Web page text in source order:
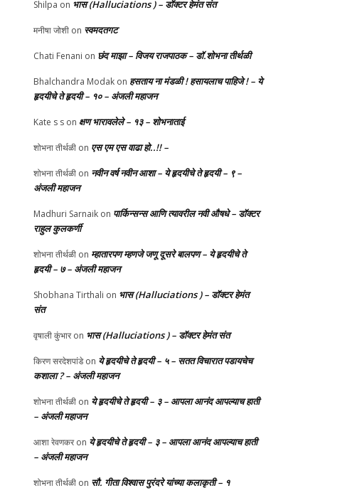
Shilpa on भास (Halluciations ) – डॉक्टर हेमंत संत
मनीषा जोशी on स्वमदतगट
Chati Fenani on छंद माझा – विजय राजपाठक – डॉ.शोभना तीर्थळी
Bhalchandra Modak on हसताय ना मंडळी‌ ! हसायलाच पाहिजे ! – ये
हृदयीचे ते हृदयी – १० – अंजली महाजन
Kate s s on क्षण भारावलेले – १३ – शोभनाताई
शोभना तीर्थळी on एस एम एस वाढा हो..!! –
शोभना तीर्थळी on नवीन वर्ष नवीन आशा – ये हृदयीचे ते हृदयी – ९ –
अंजली महाजन
Madhuri Sarnaik on पार्किन्सन्स आणि त्यावरील नवी औषधे – डॉक्टर
राहुल कुलकर्णी
शोभना तीर्थळी on म्हातारपण म्हणजे जणू दूसरे बालपण – ये हृदयीचे ते
हृदयी – ७ – अंजली महाजन
Shobhana Tirthali on भास (Halluciations ) – डॉक्टर हेमंत
संत
वृषाली कुंभारon भास (Halluciations ) – डॉक्टर हेमंत संत
किरण सरदेशपांडेon ये हृदयीचे ते हृदयी – ५ – सतत विचारात पडायचेच
कशाला ? – अंजली महाजन
शोभना तीर्थळी on ये हृदयीचे ते हृदयी – ३ – आपला आनंद आपल्याच हाती
– अंजली महाजन
आशा रेवणकरon ये हृदयीचे ते हृदयी – ३ – आपला आनंद आपल्याच हाती
– अंजली महाजन
शोभना तीर्थळी on सौ. गीता विश्वास पुरंदरे यांच्या कलाकृती – १